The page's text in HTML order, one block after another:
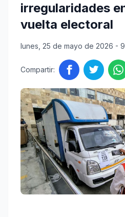
irregularidades
vuelta electoral
lunes, 25 de mayo de 2026 -
Compartir: